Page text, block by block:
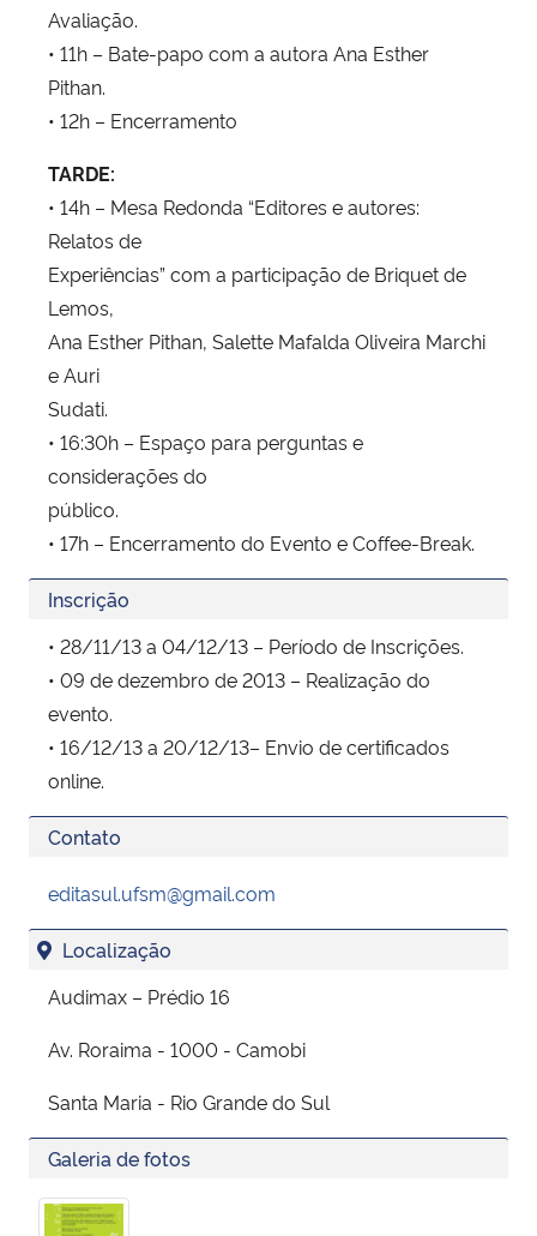
Avaliação.
• 11h – Bate-papo com a autora Ana Esther
Pithan.
• 12h – Encerramento
TARDE:
• 14h – Mesa Redonda “Editores e autores:
Relatos de
Experiências” com a participação de Briquet de
Lemos,
Ana Esther Pithan, Salette Mafalda Oliveira Marchi
e Auri
Sudati.
• 16:30h – Espaço para perguntas e
considerações do
público.
• 17h – Encerramento do Evento e Coffee-Break.
Inscrição
• 28/11/13 a 04/12/13 – Período de Inscrições.
• 09 de dezembro de 2013 – Realização do
evento.
• 16/12/13 a 20/12/13– Envio de certificados
online.
Contato
editasul.ufsm@gmail.com
Localização
Audimax – Prédio 16
Av. Roraima - 1000 - Camobi
Santa Maria - Rio Grande do Sul
Galeria de fotos